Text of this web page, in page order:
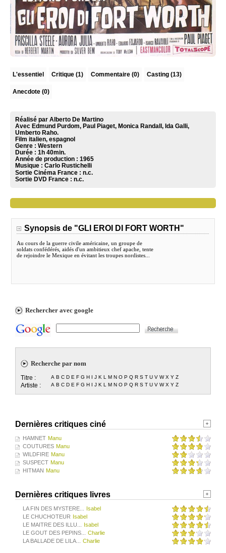
L'essentiel Critique (1) Commentaire (0) Casting (13)
Anecdote (0)
Réalisé par Alberto De Martino
Avec Edmund Purdom, Paul Piaget, Monica Randall, Ida Galli,
Umberto Raho.
Film italien, espagnol
Genre : Western
Durée : 1h 40min.
Année de production : 1965
Musique : Carlo Rustichelli
Sortie Cinéma France : n.c.
Sortie DVD France : n.c.
Synopsis de "GLI EROI DI FORT WORTH"
Au cours de la guerre civile américaine, un groupe de
soldats confédérés, aidés d'un ambitieux chef apache, tente
de rejoindre le Mexique en évitant les troupes nordistes...
Rechercher avec google
Recherche par nom
Titre : A B C D E F G H I J K L M N O P Q R S T U V W X Y Z
Artiste : A B C D E F G H I J K L M N O P Q R S T U V W X Y Z
Dernières critiques ciné
HAMNET Manu
COUTURES Manu
WILDFIRE Manu
SUSPECT Manu
HITMAN Manu
Dernières critiques livres
LA FIN DES MYSTERE...
Isabel
LE CHUCHOTEUR Isabel
LE MAITRE DES ILLU...
Isabel
LE GOUT DES PEPINS...
Charlie
LA BALLADE DE LILA...
Charlie